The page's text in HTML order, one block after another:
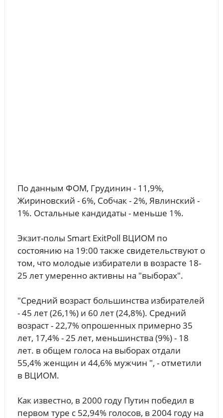
По данным ФОМ, Грудинин - 11,9%,
Жириновский - 6%, Собчак - 2%, Явлинский -
1%. Остальные кандидаты - меньше 1%.
Экзит-полы Smart ExitPoll ВЦИОМ по
состоянию на 19:00 также свидетельствуют о
том, что молодые избиратели в возрасте 18-
25 лет умеренно активны на "выборах".
"Средний возраст большинства избирателей
- 45 лет (26,1%) и 60 лет (24,8%). Средний
возраст - 22,7% опрошенных примерно 35
лет, 17,4% - 25 лет, меньшинства (9%) - 18
лет. в общем голоса на выборах отдали
55,4% женщин и 44,6% мужчин ", - отметили
в ВЦИОМ.
Как известно, в 2000 году Путин победил в
первом туре с 52,94% голосов, в 2004 году на